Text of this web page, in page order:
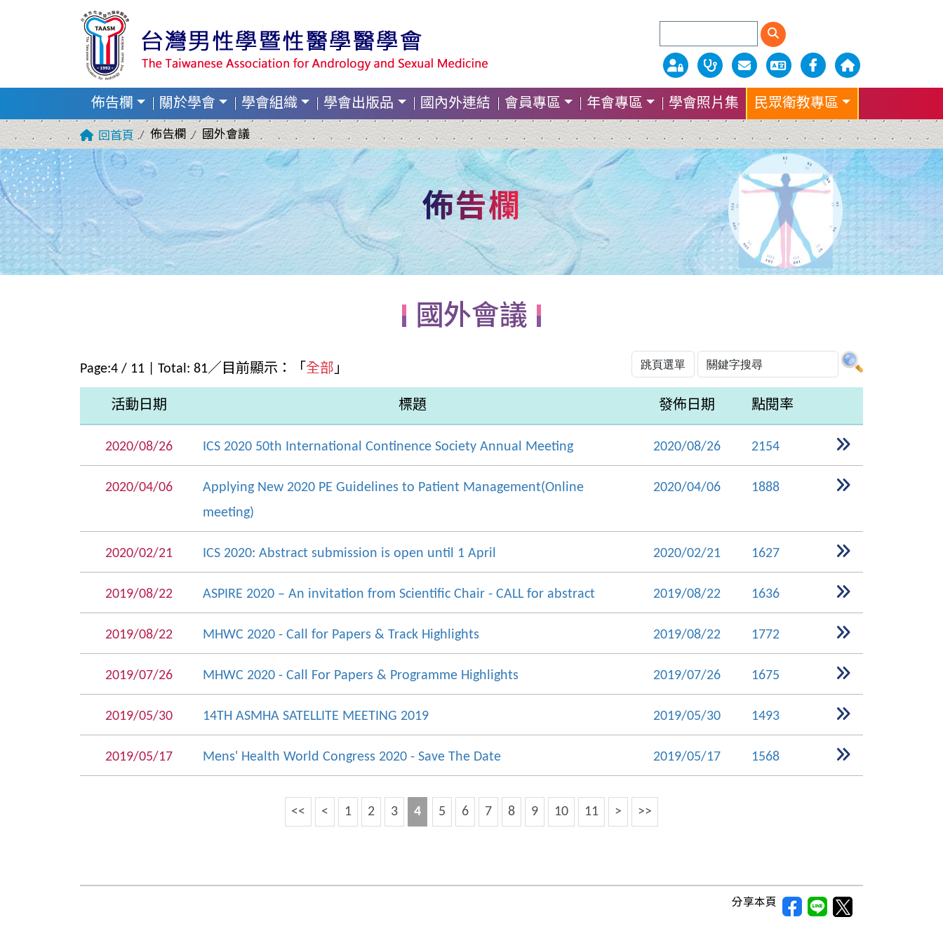
佈告欄 關於學會 學會組織 學會出版品 國內外連結 會員專區 年會專區 學會照片集 民眾衛教專區
回首頁 佈告欄 國外會議
佈告欄
國外會議
Page:4 / 11 | Total: 81／目前顯示：「 全部 」
活動日期 標題 發佈日期 點閱率
2020/08/26 ICS 2020 50th International Continence Society Annual Meeting 2020/08/26 2154
2020/04/06
Applying New 2020 PE Guidelines to Patient Management(Online
meeting)
2020/04/06 1888
2020/02/21 ICS 2020: Abstract submission is open until 1 April 2020/02/21 1627
2019/08/22 ASPIRE 2020 – An invitation from Scientific Chair - CALL for abstract 2019/08/22 1636
2019/08/22 MHWC 2020 - Call for Papers & Track Highlights 2019/08/22 1772
2019/07/26 MHWC 2020 - Call For Papers & Programme Highlights 2019/07/26 1675
2019/05/30 14TH ASMHA SATELLITE MEETING 2019 2019/05/30 1493
2019/05/17 Mens' Health World Congress 2020 - Save The Date 2019/05/17 1568
<< < 1 2 3 4 5 6 7 8 9 10 11 > >>
分享本頁